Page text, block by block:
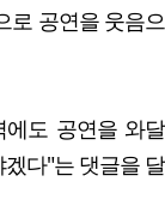
로 공연을 웃음으
도 공연을 와달
다"는 댓글을 달